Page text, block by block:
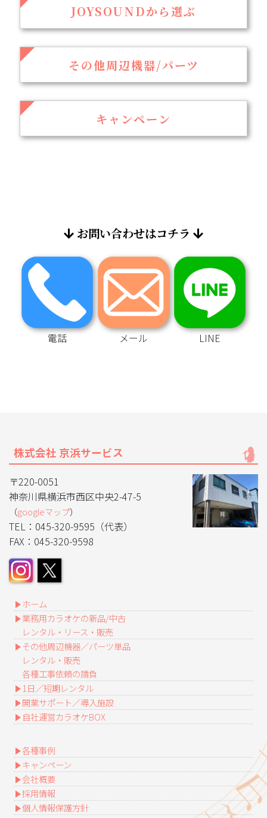
JOYSOUNDから選ぶ
その他周辺機器/パーツ
キャンペーン
お問い合わせはコチラ
電話 メール LINE
株式会社 京浜サービス
〒220-0051
神奈川県横浜市西区中央2-47-5
（googleマップ）
TEL：045-320-9595（代表）
FAX：045-320-9598
ホーム
業務用カラオケの新品/中古
レンタル・リース・販売
その他周辺機器／パーツ単品
レンタル・販売
各種工事依頼の請負
1日／短期レンタル
開業サポート／導入施設
自社運営カラオケBOX
各種事例
キャンペーン
会社概要
採用情報
個人情報保護方針